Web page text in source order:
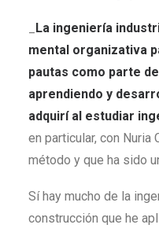
La ingeniería
mental organizativa
pautas como parte
aprendiendo y
adquirí al estudiar
en particular, con Nuria
método y que ha sido
Sí hay mucho de la
construcción que he